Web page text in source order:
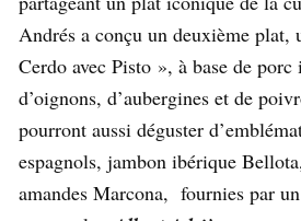
Andrés a conçu un deuxième plat,
Cerdo avec Pisto », à base de
d’oignons, d’aubergines et de
pourront aussi déguster
espagnols, jambon ibérique
amandes Marcona, fournies par